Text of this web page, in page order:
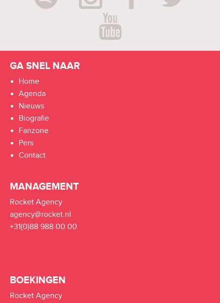
GA SNEL NAAR
Home
Agenda
Nieuws
Biografie
Fanzone
Pers
Contact
MANAGEMENT
Rocket Agency
agency@rocket.nl
+31(0)88 988 00 00
BOEKINGEN
Rocket Agency